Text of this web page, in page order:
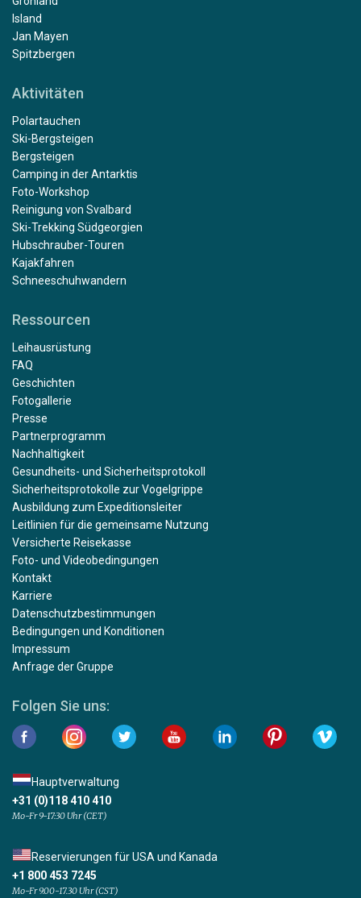
Island
Jan Mayen
Spitzbergen
Aktivitäten
Polartauchen
Ski-Bergsteigen
Bergsteigen
Camping in der Antarktis
Foto-Workshop
Reinigung von Svalbard
Ski-Trekking Südgeorgien
Hubschrauber-Touren
Kajakfahren
Schneeschuhwandern
Ressourcen
Leihausrüstung
FAQ
Geschichten
Fotogallerie
Presse
Partnerprogramm
Nachhaltigkeit
Gesundheits- und Sicherheitsprotokoll
Sicherheitsprotokolle zur Vogelgrippe
Ausbildung zum Expeditionsleiter
Leitlinien für die gemeinsame Nutzung
Versicherte Reisekasse
Foto- und Videobedingungen
Kontakt
Karriere
Datenschutzbestimmungen
Bedingungen und Konditionen
Impressum
Anfrage der Gruppe
Folgen Sie uns:
Hauptverwaltung
+31 (0)118 410 410
Mo-Fr 9-17:30 Uhr (CET)
Reservierungen für USA und Kanada
+1 800 453 7245
Mo-Fr 9.00-17.30 Uhr (CST)